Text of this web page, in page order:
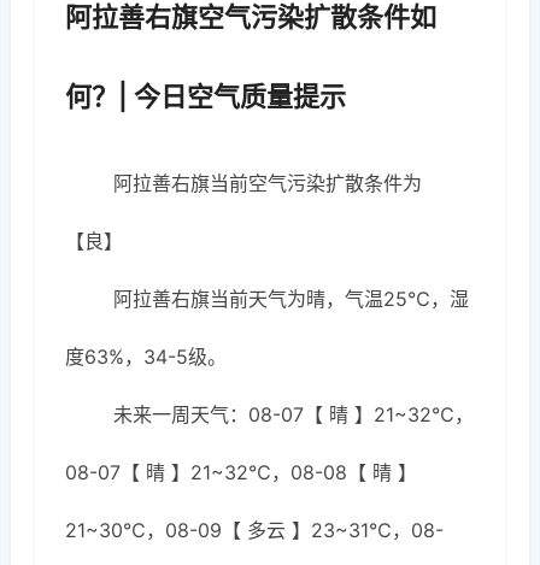
阿拉善右旗空气污染扩散条件如
何？| 今日空气质量提示
阿拉善右旗当前空气污染扩散条件为
【良】
阿拉善右旗当前天气为晴，气温25℃，湿
度63%，34-5级。
未来一周天气：08-07【 晴 】21~32℃，
08-07【 晴 】21~32℃，08-08【 晴 】
21~30℃，08-09【 多云 】23~31℃，08-